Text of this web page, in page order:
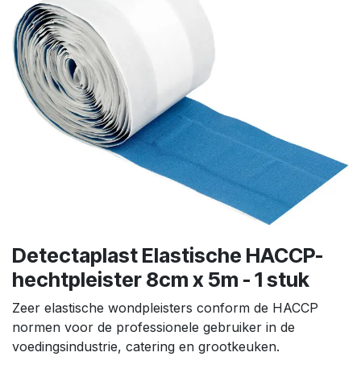
Detectaplast Elastische HACCP-
hechtpleister 8cm x 5m - 1 stuk
Zeer elastische wondpleisters conform de HACCP
normen voor de professionele gebruiker in de
voedingsindustrie, catering en grootkeuken.